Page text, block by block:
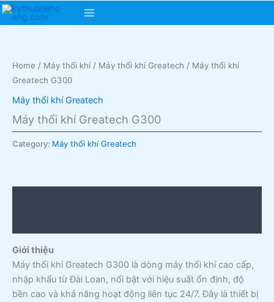
Skip
Main
Home / Máy thổi khí/ Máy thổi khí Greatech / Máy thổi khí
Greatech G300
Máy thổi khí Greatech
Máy thổi khí Greatech G300
Category: Máy thổi khí Greatech
Giới thiệu
Máy thổi khí Greatech G300 là dòng máy thổi khí cao cấp,
nhập khẩu từ Đài Loan, nổi bật với hiệu suất ổn định, độ
bền cao và khả năng hoạt động liên tục 24/7. Đây là thiết bị